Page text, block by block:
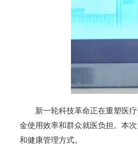
新一轮科技革命正在重塑医
金使用效率和群众就医负担。本
和健康管理方式。